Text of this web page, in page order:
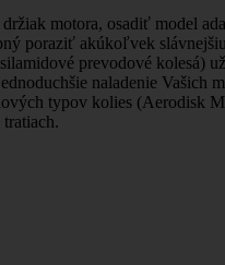
motora, osadiť model
poraziť akúkoľvek
prevodové kolesá)
naladenie Vašich
typov kolies (Aerodisk